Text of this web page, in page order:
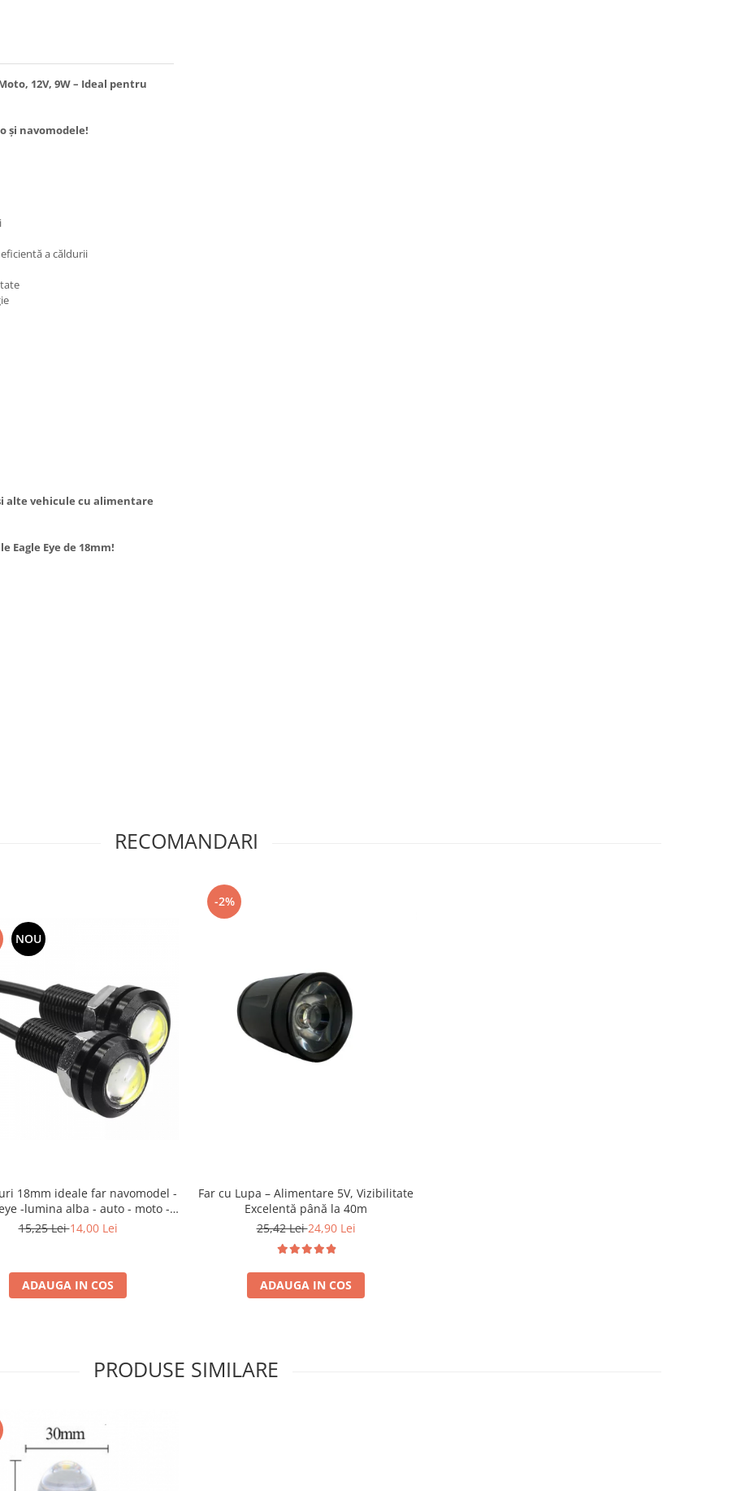
12V, 9W – Ideal pentru
și navomodele!
a căldurii
alte vehicule cu alimentare
Eagle Eye de 18mm!
RECOMANDARI
NOU
18mm ideale far navomodel -
-lumina alba - auto - moto -
luminare numar auto - 3w
15,25 Lei14,00 Lei
ADAUGA IN COS
-2%
Far cu Lupa – Alimentare 5V, Vizibilitate
Excelentă până la 40m
25,42 Lei24,90 Lei
ADAUGA IN COS
PRODUSE SIMILARE